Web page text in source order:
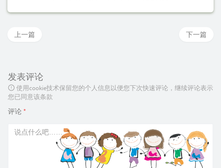
    }
下一篇
上一篇
发表评论
使用cookie技术保留您的个人信息以便您下次快速评论，继续评论表示
您已同意该条款
评论 *